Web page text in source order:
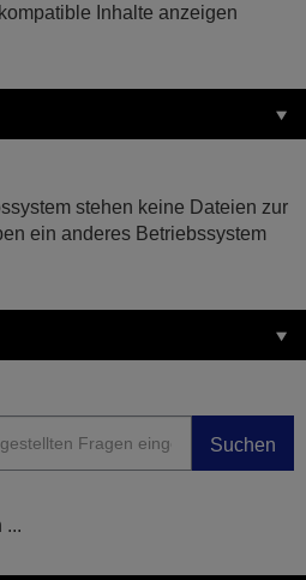
Inhalte anzeigen
stehen keine Dateien zur
ein anderes Betriebssystem
Suchen
...